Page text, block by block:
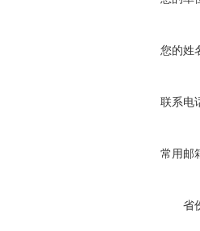
您的姓
联系电
常用邮
省